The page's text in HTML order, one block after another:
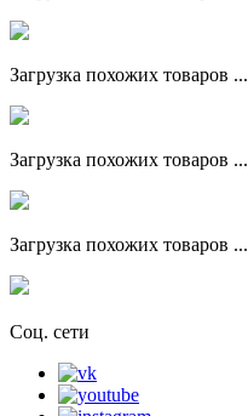
Загрузка похожих товаров ...
Загрузка похожих товаров ...
Загрузка похожих товаров ...
Соц. сети